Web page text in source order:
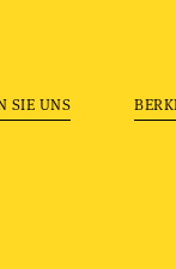
SIE UNS